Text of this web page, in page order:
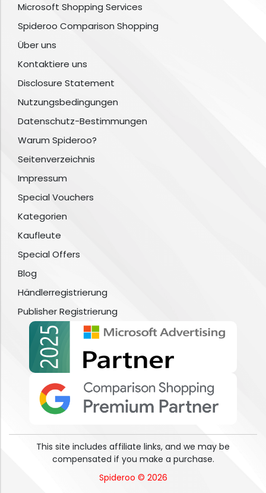
Microsoft Shopping Services
Spideroo Comparison Shopping
Über uns
Kontaktiere uns
Disclosure Statement
Nutzungsbedingungen
Datenschutz-Bestimmungen
Warum Spideroo?
Seitenverzeichnis
Impressum
Special Vouchers
Kategorien
Kaufleute
Special Offers
Blog
Händlerregistrierung
Publisher Registrierung
This site includes affiliate links, and we may be
compensated if you make a purchase.
Spideroo © 2026